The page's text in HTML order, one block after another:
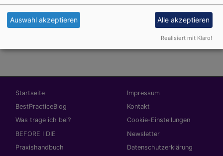
der von H.Paulus für das Heinrichsblatt verfasst wurde.
583.94 KB
Hauptnavigation
Startseite
BestPracticeBlog
Was trage ich bei?
BEFORE I DIE
Praxishandbuch
Fußbereichsmenü
Impressum
Kontakt
Cookie-Einstellungen
Newsletter
Datenschutzerklärung
Auswahl akzeptieren Alle akzeptieren
Realisiert mit Klaro!